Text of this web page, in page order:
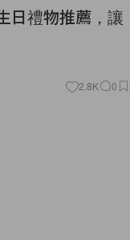
日禮物推薦，讓
2.8K 0